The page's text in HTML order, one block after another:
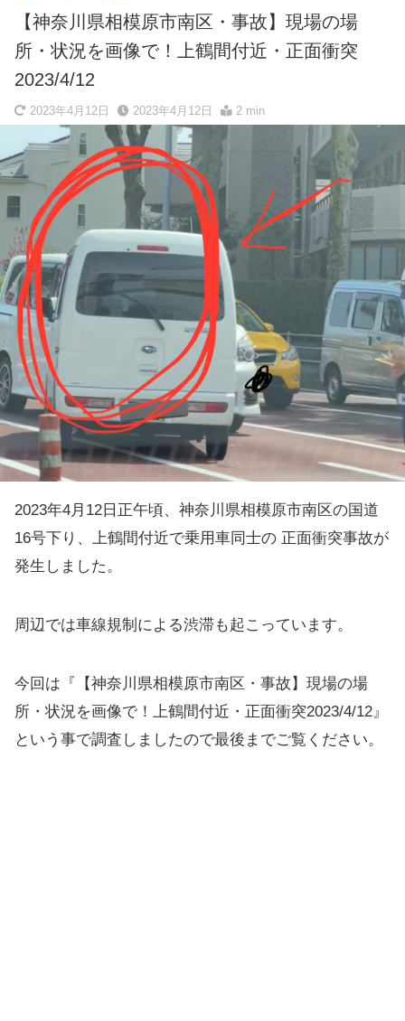
【神奈川県相模原市南区・事故】現場の場
所・状況を画像で！上鶴間付近・正面衝突
2023/4/12
2023年4月12日 2023年4月12日 2 min
2023年4月12日正午頃、神奈川県相模原市南区の国道
16号下り、上鶴間付近で乗用車同士の 正面衝突事故が
発生しました。
周辺では車線規制による渋滞も起こっています。
今回は『【神奈川県相模原市南区・事故】現場の場
所・状況を画像で！上鶴間付近・正面衝突2023/4/12』
という事で調査しましたので最後までご覧ください。